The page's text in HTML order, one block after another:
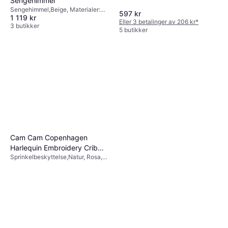
Sengehimmel,Beige, Materialer:
Furu, Bomull
1 119 kr
3 butikker
597 kr
Eller 3 betalinger av 206 kr*
5 butikker
Cam Cam Copenhagen
Harlequin Embroidery Crib
Bumper 30x365cm
Sprinkelbeskyttelse,Natur, Rosa,